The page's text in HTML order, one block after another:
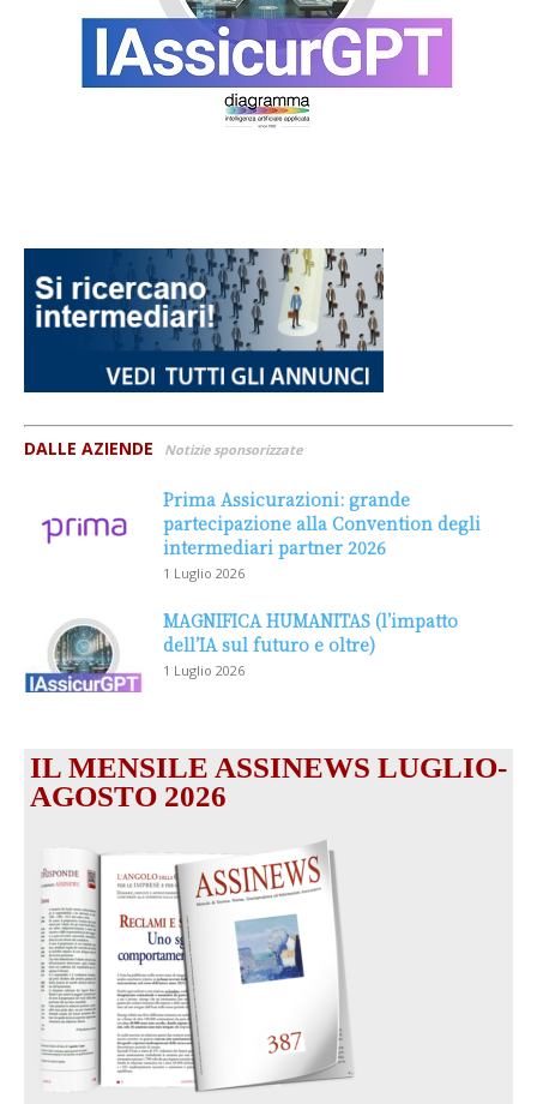
DALLE AZIENDE Notizie sponsorizzate
Prima Assicurazioni: grande
partecipazione alla Convention degli
intermediari partner 2026
1 Luglio 2026
MAGNIFICA HUMANITAS (l’impatto
dell’IA sul futuro e oltre)
1 Luglio 2026
IL MENSILE ASSINEWS LUGLIO-
AGOSTO 2026